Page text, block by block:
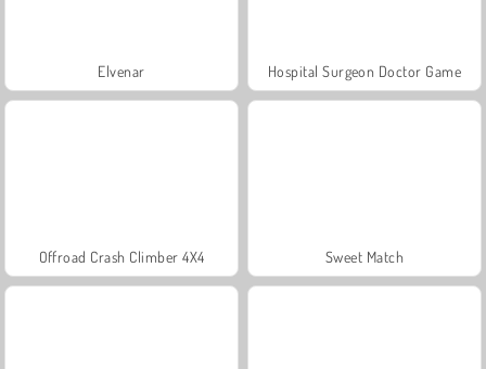
Elvenar Hospital Surgeon Doctor Game
Offroad Crash Climber 4X4 Sweet Match